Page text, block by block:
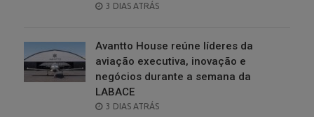
POSTED
3 DIAS ATRÁS
Avantto House reúne líderes da
aviação executiva, inovação e
negócios durante a semana da
LABACE
POSTED
3 DIAS ATRÁS